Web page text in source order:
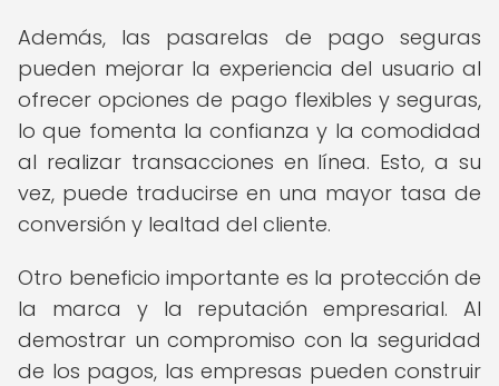
Además, las pasarelas de pago seguras
pueden mejorar la experiencia del usuario al
ofrecer opciones de pago flexibles y seguras,
lo que fomenta la confianza y la comodidad
al realizar transacciones en línea. Esto, a su
vez, puede traducirse en una mayor tasa de
conversión y lealtad del cliente.
Otro beneficio importante es la protección de
la marca y la reputación empresarial. Al
demostrar un compromiso con la seguridad
de los pagos, las empresas pueden construir